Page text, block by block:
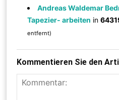
Andreas Waldemar
Tapezier- arbeiten in
entfernt)
Kommentieren Sie den